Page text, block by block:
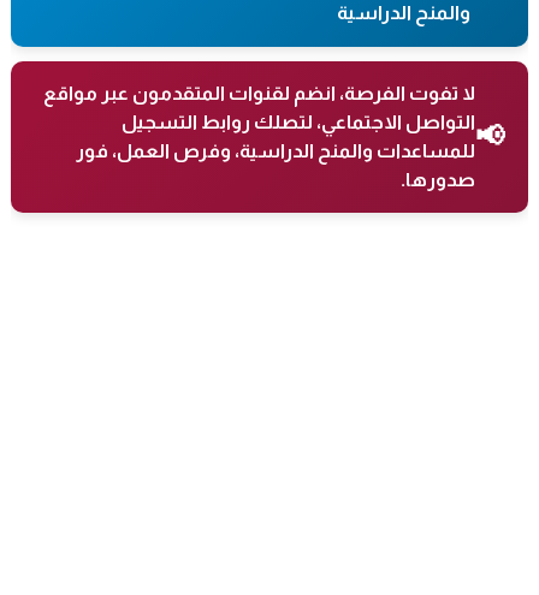
والمنح الدراسية
📢
لا تفوت الفرصة، انضم لقنوات المتقدمون عبر مواقع
التواصل الاجتماعي، لتصلك روابط التسجيل
للمساعدات والمنح الدراسية، وفرص العمل، فور
صدورها.